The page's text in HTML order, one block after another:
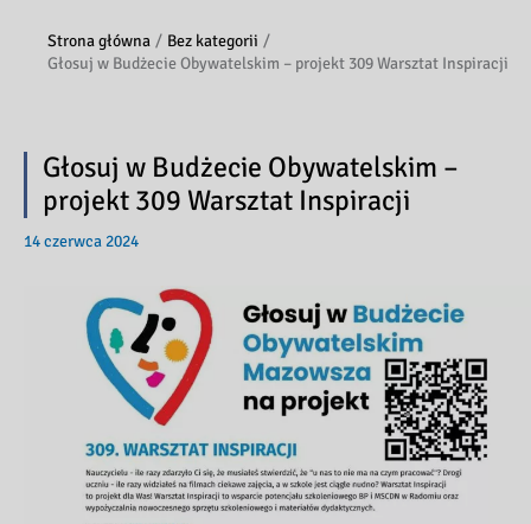
Strona główna
Bez kategorii
Głosuj w Budżecie Obywatelskim – projekt 309 Warsztat Inspiracji
Głosuj w Budżecie Obywatelskim –
projekt 309 Warsztat Inspiracji
14 czerwca 2024